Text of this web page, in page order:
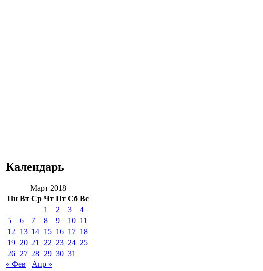
Календарь
Март 2018
Пн Вт Ср Чт Пт Сб Вс
1
2 3
4
5
6 7 8 9 10 11
12
13 14 15 16 17 18
19 20 21 22 23 24 25
26 27 28 29 30 31
« Фев
Апр »